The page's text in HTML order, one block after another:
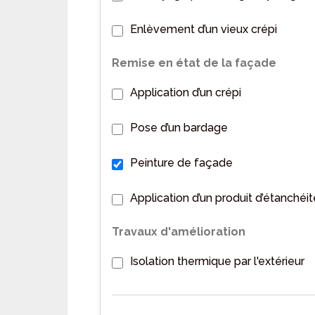
Enlèvement d’un vieux crépi
Remise en état de la façade
Application d’un crépi
Pose d’un bardage
Peinture de façade
Application d’un produit
Travaux d'amélioration
Isolation thermique par l'extérieur